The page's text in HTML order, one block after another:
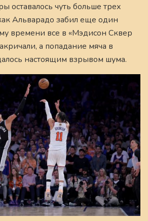
оставалось чуть больше трех
Альварадо забил еще один
времени все в «Мэдисон Сквер
а попадание мяча в
настоящим взрывом шума.